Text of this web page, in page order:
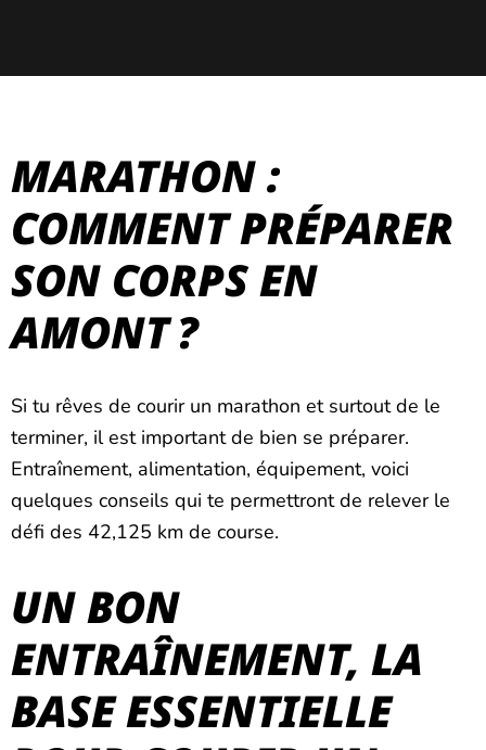
MARATHON :
COMMENT PRÉPARER
SON CORPS EN
AMONT ?
Si tu rêves de courir un marathon et surtout de le
terminer, il est important de bien se préparer.
Entraînement, alimentation, équipement, voici
quelques conseils qui te permettront de relever le
défi des 42,125 km de course.
UN BON
ENTRAÎNEMENT, LA
BASE ESSENTIELLE